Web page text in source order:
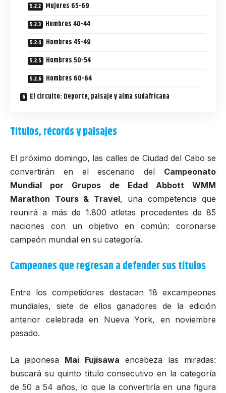
Mujeres 65-69
Hombres 40-44
Hombres 45-49
Hombres 50-54
Hombres 60-64
El circuito: Deporte, paisaje y alma sudafricana
Títulos, récords y paisajes
El próximo domingo, las calles de Ciudad del Cabo se
convertirán en el escenario del Campeonato
Mundial por Grupos de Edad Abbott WMM
Marathon Tours & Travel, una competencia que
reunirá a más de 1.800 atletas procedentes de 85
naciones con un objetivo en común: coronarse
campeón mundial en su categoría.
Campeones que regresan a defender sus títulos
Entre loscompetidores destacan 18 excampeones
mundiales, siete de ellos ganadores de la edición
anterior celebrada en Nueva York, en noviembre
pasado.
La japonesa Mai Fujisawa encabeza las miradas:
buscará su quinto título consecutivo en la categoría
de 50 a 54 años, lo que la convertiría en una figura